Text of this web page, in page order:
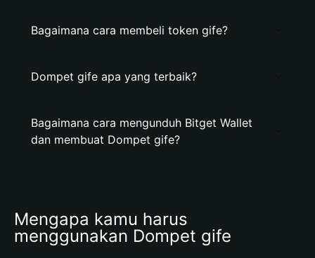
Bagaimana cara membeli token gife?
Dompet gife apa yang terbaik?
Bagaimana cara mengunduh Bitget Wallet
dan membuat Dompet gife?
Mengapa kamu harus
menggunakan Dompet gife